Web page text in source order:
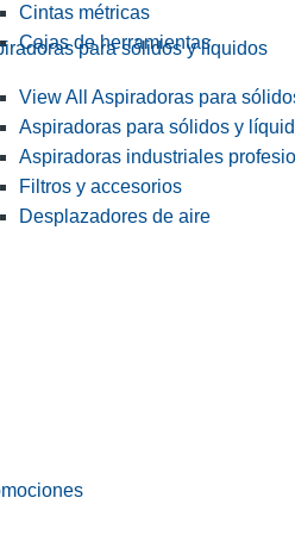
Cintas métricas
Cajas de herramientas
para sólidos y líquidos
View All Aspiradoras para
Aspiradoras para sólidos y
Aspiradoras industriales
Filtros y accesorios
Desplazadores de aire